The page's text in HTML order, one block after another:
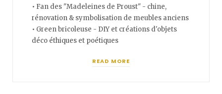
• Fan des "Madeleines de Proust" - chine,
rénovation & symbolisation de meubles anciens
• Green bricoleuse - DIY et créations d'objets
déco éthiques et poétiques
READ MORE